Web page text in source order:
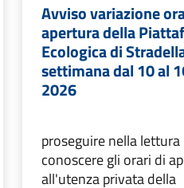
Avviso variazione
apertura della
Ecologica di
settimana dal 10 al
2026
proseguire nella lettura
conoscere gli orari di
all'utenza privata della